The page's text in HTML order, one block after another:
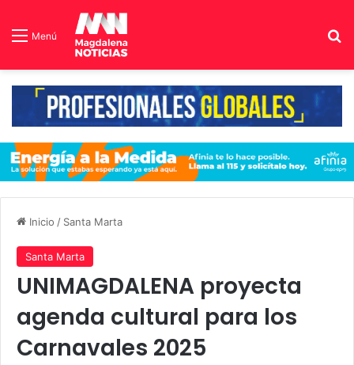
Menú
Inicio / Santa Marta
Santa Marta
UNIMAGDALENA proyecta
agenda cultural para los
Carnavales 2025